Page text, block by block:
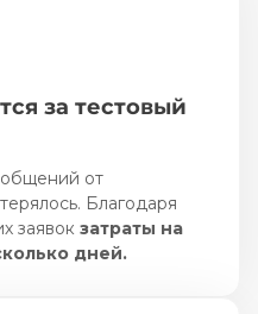
за тестовый
от
Благодаря
заявок затраты на
дней.